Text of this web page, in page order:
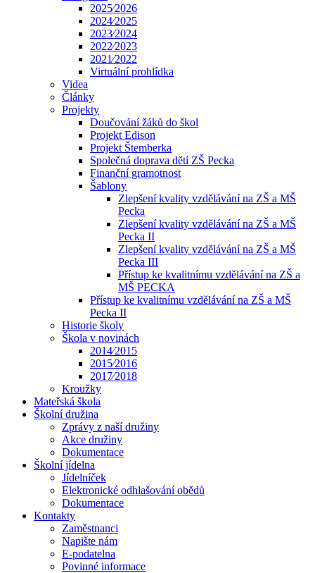
2025⁄2026
2024⁄2025
2023⁄2024
2022⁄2023
2021⁄2022
Virtuální prohlídka
Videa
Články
Projekty
Doučování žáků do škol
Projekt Edison
Projekt Štemberka
Společná doprava dětí ZŠ Pecka
Finanční gramotnost
Šablony
Zlepšení kvality vzdělávání na ZŠ a MŠ
Pecka
Zlepšení kvality vzdělávání na ZŠ a MŠ
Pecka II
Zlepšení kvality vzdělávání na ZŠ a MŠ
Pecka III
Přístup ke kvalitnímu vzdělávání na ZŠ a
MŠ PECKA
Přístup ke kvalitnímu vzdělávání na ZŠ a MŠ
Pecka II
Historie školy
Škola v novinách
2014⁄2015
2015⁄2016
2017⁄2018
Kroužky
Mateřská škola
Školní družina
Zprávy z naší družiny
Akce družiny
Dokumentace
Školní jídelna
Jídelníček
Elektronické odhlašování obědů
Dokumentace
Kontakty
Zaměstnanci
Napište nám
E-podatelna
Povinné informace